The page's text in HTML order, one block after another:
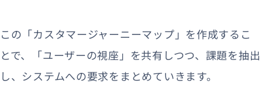
この「カスタマージャーニーマップ」を作成するこ
とで、「ユーザーの視座」を共有しつつ、課題を抽出
し、システムへの要求をまとめていきます。